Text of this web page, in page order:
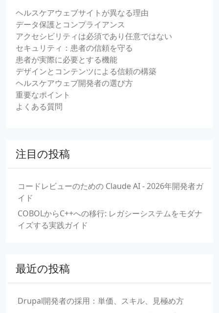
ヘルスケアウェブサイトが異なる理由
データ保護とコンプライアンス
アクセシビリティは必須であり任意ではない
セキュリティ：患者の信頼を守る
患者が実際に必要とする機能
デザインとコンテンツによる信頼の構築
ヘルスケアウェブ開発者の選び方
重要なポイント
よくある質問
注目の投稿
コードレビューのための Claude AI - 2026年開発者ガ
イド
COBOLからC++への移行: レガシーシステムをモダナ
イズする実践ガイド
最近の投稿
Drupal開発者の採用：単価、スキル、見極め方